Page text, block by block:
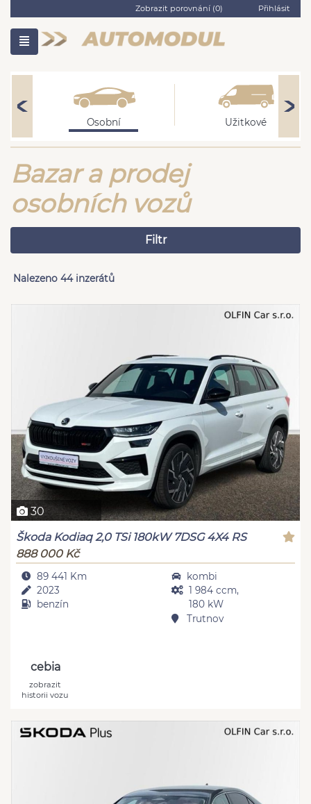
Zobrazit porovnání (0) Přihlásit
Osobní Užitkové
Bazar a prodej
osobních vozů
Filtr
Nalezeno 44 inzerátů
30
Škoda Kodiaq 2,0 TSi 180kW 7DSG 4X4 RS
888 000 Kč
89 441 Km
2023
benzín
kombi
1 984 ccm,
180 kW
Trutnov
cebia
zobrazit
historii vozu